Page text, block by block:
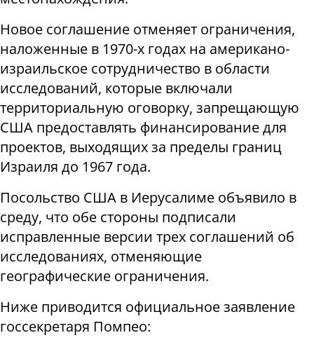
Новое соглашение отменяет ограничения,
наложенные в 1970-х годах на американо-
израильское сотрудничество в области
исследований, которые включали
территориальную оговорку, запрещающую
США предоставлять финансирование для
проектов, выходящих за пределы границ
Израиля до 1967 года.
Посольство США в Иерусалиме объявило в
среду, что обе стороны подписали
исправленные версии трех соглашений об
исследованиях, отменяющие
географические ограничения.
Ниже приводится официальное заявление
госсекретаря Помпео: